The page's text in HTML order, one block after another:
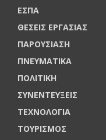
ΕΣΠΑ
ΘΕΣΕΙΣ ΕΡΓΑΣΙΑΣ
ΠΑΡΟΥΣΙΑΣΗ
ΠΝΕΥΜΑΤΙΚΑ
ΠΟΛΙΤΙΚΗ
ΣΥΝΕΝΤΕΥΞΕΙΣ
ΤΕΧΝΟΛΟΓΙΑ
ΤΟΥΡΙΣΜΟΣ